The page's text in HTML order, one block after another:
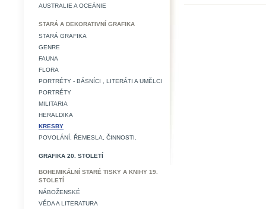
AUSTRALIE A OCEÁNIE
STARÁ A DEKORATIVNÍ GRAFIKA
STARÁ GRAFIKA
GENRE
FAUNA
FLORA
PORTRÉTY - BÁSNÍCI , LITERÁTI A UMĚLCI
PORTRÉTY
MILITARIA
HERALDIKA
KRESBY
POVOLÁNÍ, ŘEMESLA, ČINNOSTI.
GRAFIKA 20. STOLETÍ
BOHEMIKÁLNÍ STARÉ TISKY A KNIHY 19.
STOLETÍ
NÁBOŽENSKÉ
VĚDA A LITERATURA